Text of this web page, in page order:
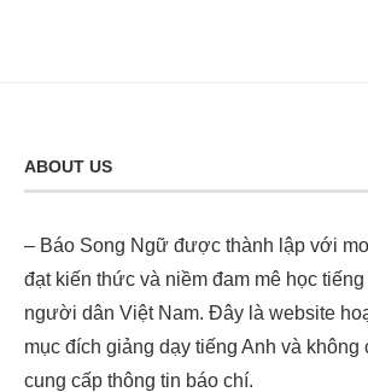
ABOUT US
– Báo Song Ngữ được thành lập với
đạt kiến thức và niềm đam mê học
người dân Việt Nam. Đây là website
mục đích giảng dạy tiếng Anh và không
cung cấp thông tin báo chí.